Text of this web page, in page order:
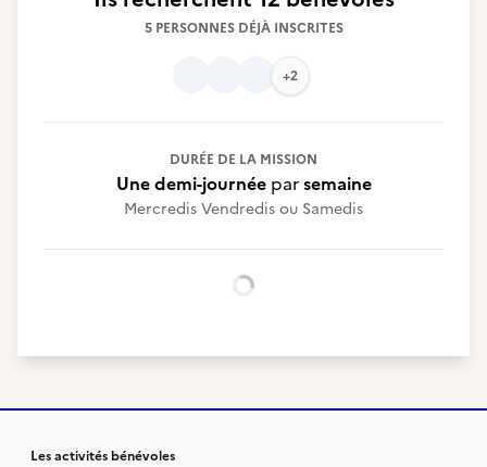
5 PERSONNES DÉJÀ INSCRITES
+2
DURÉE DE LA MISSION
Une demi-journéeparsemaine
Mercredis Vendredis ou Samedis
Chargement...
Les activités bénévoles